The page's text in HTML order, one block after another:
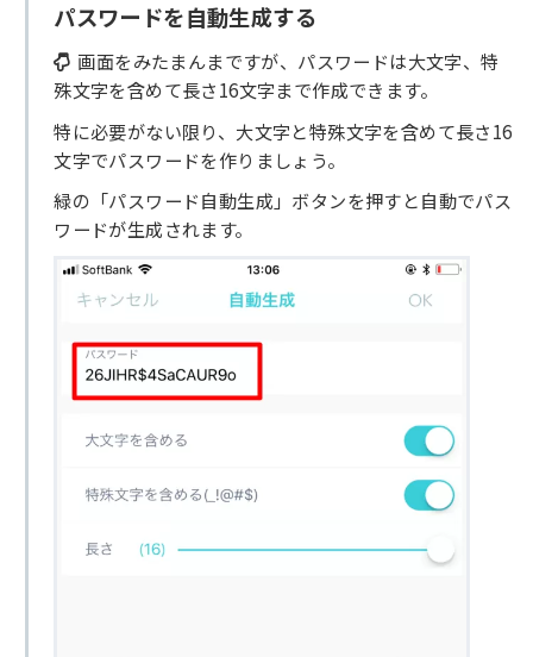
パスワードを自動生成する
画面をみたまんまですが、パスワードは大文字、特
殊文字を含めて長さ16文字まで作成できます。
特に必要がない限り、大文字と特殊文字を含めて長さ16
文字でパスワードを作りましょう。
緑の「パスワード自動生成」ボタンを押すと自動でパス
ワードが生成されます。